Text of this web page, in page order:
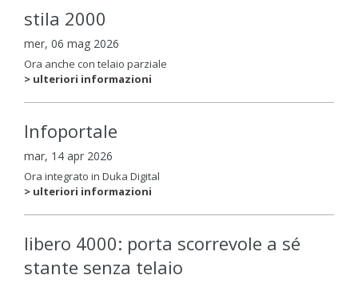
stila 2000
mer, 06 mag 2026
Ora anche con telaio parziale
> ulteriori informazioni
Infoportale
mar, 14 apr 2026
Ora integrato in Duka Digital
> ulteriori informazioni
libero 4000: porta scorrevole a sé
stante senza telaio